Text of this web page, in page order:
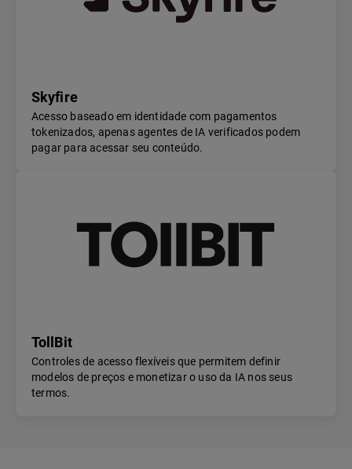
Skyfire
Acesso baseado em identidade com pagamentos
tokenizados, apenas agentes de IA verificados podem
pagar para acessar seu conteúdo.
TollBit
Controles de acesso flexíveis que permitem definir
modelos de preços e monetizar o uso da IA nos seus
termos.